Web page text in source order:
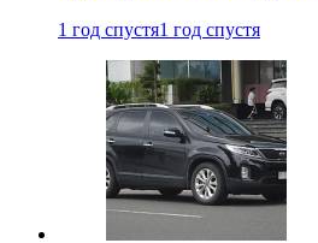
1 год спустя1 год спустя